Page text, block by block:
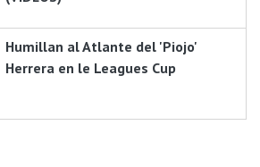
Humillan al Atlante del 'Piojo'
Herrera en le Leagues Cup